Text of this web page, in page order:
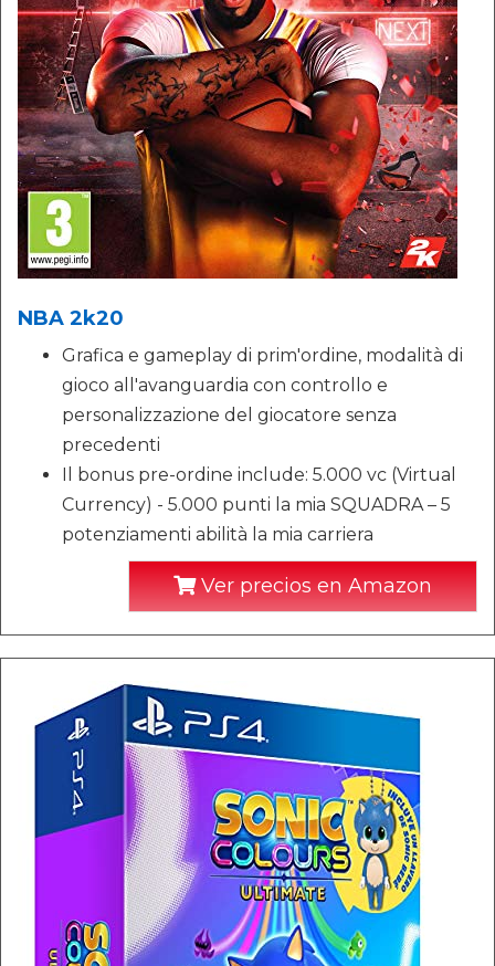
NBA 2k20
Grafica e gameplay di prim'ordine, modalità di
gioco all'avanguardia con controllo e
personalizzazione del giocatore senza
precedenti
Il bonus pre-ordine include: 5.000 vc (Virtual
Currency) - 5.000 punti la mia SQUADRA – 5
potenziamenti abilità la mia carriera
Ver precios en Amazon